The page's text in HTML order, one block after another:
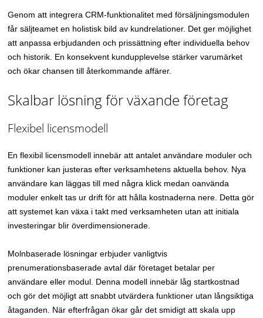
Genom att integrera CRM-funktionalitet med försäljningsmodulen
får säljteamet en holistisk bild av kundrelationer. Det ger möjlighet
att anpassa erbjudanden och prissättning efter individuella behov
och historik. En konsekvent kundupplevelse stärker varumärket
och ökar chansen till återkommande affärer.
Skalbar lösning för växande företag
Flexibel licensmodell
En flexibil licensmodell innebär att antalet användare moduler och
funktioner kan justeras efter verksamhetens aktuella behov. Nya
användare kan läggas till med några klick medan oanvända
moduler enkelt tas ur drift för att hålla kostnaderna nere. Detta gör
att systemet kan växa i takt med verksamheten utan att initiala
investeringar blir överdimensionerade.
Molnbaserade lösningar erbjuder vanligtvis
prenumerationsbaserade avtal där företaget betalar per
användare eller modul. Denna modell innebär låg startkostnad
och gör det möjligt att snabbt utvärdera funktioner utan långsiktiga
åtaganden. När efterfrågan ökar går det smidigt att skala upp